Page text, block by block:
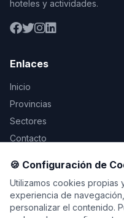
hoteles y actividades.
Enlaces
Inicio
Provincias
Sectores
Contacto
Legal
Aviso Legal
Privacidad
🍪 Configuración de
Utilizamos cookies propias
experiencia de
personalizar el contenido.